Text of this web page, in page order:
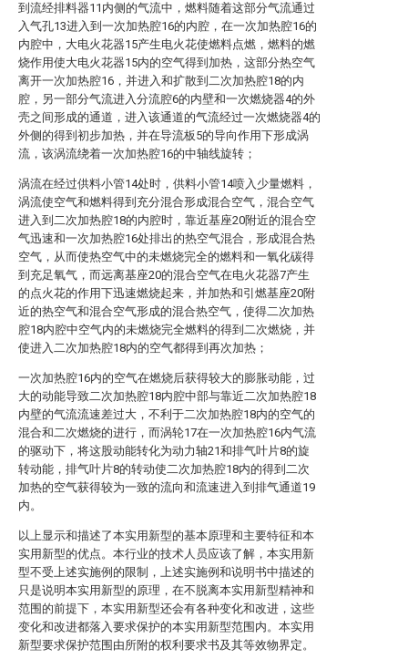
到流经排料器11内侧的气流中，燃料随着这部分气流通过
入气孔13进入到一次加热腔16的内腔，在一次加热腔16的
内腔中，大电火花器15产生电火花使燃料点燃，燃料的燃
烧作用使大电火花器15内的空气得到加热，这部分热空气
离开一次加热腔16，并进入和扩散到二次加热腔18的内
腔，另一部分气流进入分流腔6的内壁和一次燃烧器4的外
壳之间形成的通道，进入该通道的气流经过一次燃烧器4的
外侧的得到初步加热，并在导流板5的导向作用下形成涡
流，该涡流绕着一次加热腔16的中轴线旋转；
涡流在经过供料小管14处时，供料小管14喷入少量燃料，
涡流使空气和燃料得到充分混合形成混合空气，混合空气
进入到二次加热腔18的内腔时，靠近基座20附近的混合空
气迅速和一次加热腔16处排出的热空气混合，形成混合热
空气，从而使热空气中的未燃烧完全的燃料和一氧化碳得
到充足氧气，而远离基座20的混合空气在电火花器7产生
的点火花的作用下迅速燃烧起来，并加热和引燃基座20附
近的热空气和混合空气形成的混合热空气，使得二次加热
腔18内腔中空气内的未燃烧完全燃料的得到二次燃烧，并
使进入二次加热腔18内的空气都得到再次加热；
一次加热腔16内的空气在燃烧后获得较大的膨胀动能，过
大的动能导致二次加热腔18内腔中部与靠近二次加热腔18
内壁的气流流速差过大，不利于二次加热腔18内的空气的
混合和二次燃烧的进行，而涡轮17在一次加热腔16内气流
的驱动下，将这股动能转化为动力轴21和排气叶片8的旋
转动能，排气叶片8的转动使二次加热腔18内的得到二次
加热的空气获得较为一致的流向和流速进入到排气通道19
内。
以上显示和描述了本实用新型的基本原理和主要特征和本
实用新型的优点。本行业的技术人员应该了解，本实用新
型不受上述实施例的限制，上述实施例和说明书中描述的
只是说明本实用新型的原理，在不脱离本实用新型精神和
范围的前提下，本实用新型还会有各种变化和改进，这些
变化和改进都落入要求保护的本实用新型范围内。本实用
新型要求保护范围由所附的权利要求书及其等效物界定。